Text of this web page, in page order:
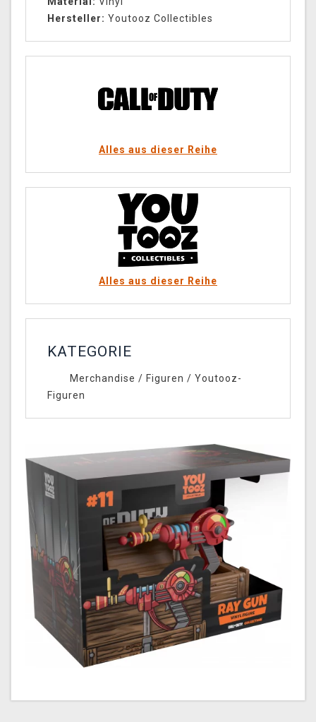
Hersteller: Youtooz Collectibles
Alles aus dieser Reihe
Alles aus dieser Reihe
KATEGORIE
Merchandise / Figuren / Youtooz-
Figuren